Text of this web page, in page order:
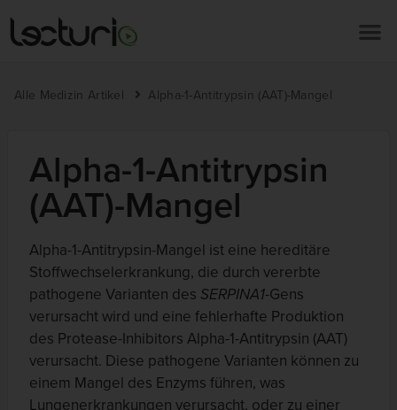
Alle Medizin Artikel Alpha-1-Antitrypsin (AAT)-Mangel
Alpha-1-Antitrypsin
(AAT)-Mangel
Alpha-1-Antitrypsin-Mangel ist eine hereditäre
Stoffwechselerkrankung, die durch vererbte
pathogene Varianten des SERPINA1-Gens
verursacht wird und eine fehlerhafte Produktion
des Protease-Inhibitors Alpha-1-Antitrypsin (AAT)
verursacht. Diese pathogene Varianten können zu
einem Mangel des Enzyms führen, was
Lungenerkrankungen verursacht, oder zu einer